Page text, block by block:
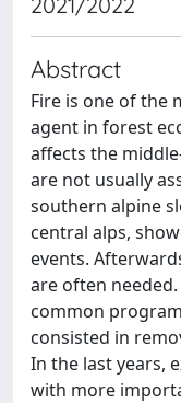
Abstract
Fire is one of the
agent in forest
affects the
are not usually
southern alpine
central alps,
events.
are often
common
consisted in
In the last years,
with more